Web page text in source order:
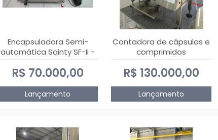
Encapsuladora Semi-
automática Sainty SF-II -
0 e 00
R$ 70.000,00
Lançamento
Contadora de cápsulas e
comprimidos
PHARMACOUNT - 2-2R3
R$ 130.000,00
Lançamento